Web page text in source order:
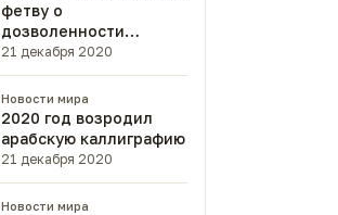
фетву о
дозволенности
вакцины от
коронавируса
21 декабря 2020
Новости мира
2020 год возродил
арабскую каллиграфию
21 декабря 2020
Новости мира